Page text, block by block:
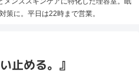
策に。平日は22時まで営業。
止める。』